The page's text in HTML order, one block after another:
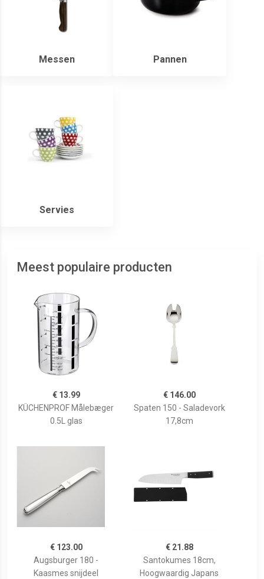
Messen Pannen
Servies
Meest populaire producten
€ 13.99
KÜCHENPROF Målebæger
0.5L glas
€ 146.00
Spaten 150 - Saladevork
17,8cm
€ 123.00
Augsburger 180 -
Kaasmes snijdeel
€ 21.88
Santokumes 18cm,
Hoogwaardig Japans